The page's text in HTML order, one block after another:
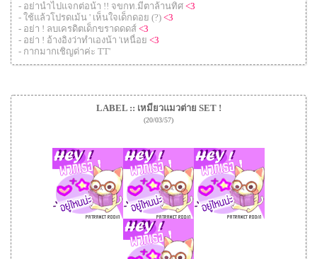
- อย่านำไปแจกต่อน้า !! จขกท.มีตาล้านทิศ <3
- ใช้แล้วโปรดเม้น ' เห็นใจเด็กดอย (?) <3
- อย่า ! ลบเครดิตเด็กขราดดดส์ <3
- อย่า ! อ้างอิงว่าทำเองน้า 'เหนื่อย <3
- กากมากเชิญด่าค่ะ TT'
LABEL :: เหมียวแมวต่าย SET !
(20/03/57)